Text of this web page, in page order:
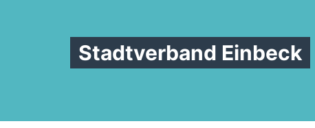
Stadtverband Einbeck